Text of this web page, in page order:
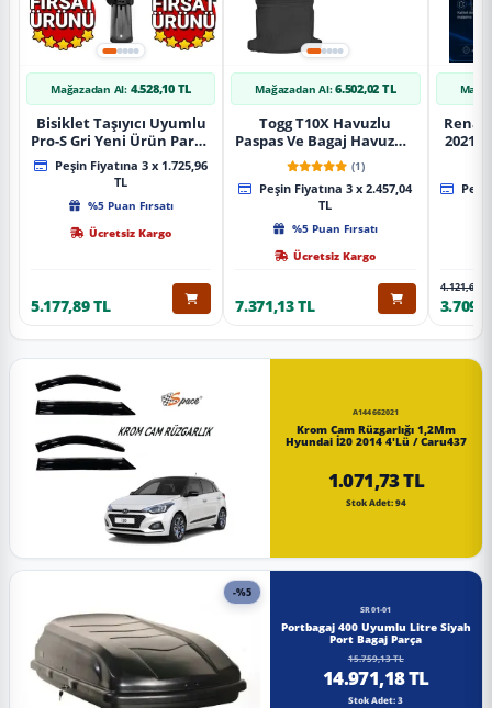
Mağazadan Al: 4.528,10 TL
Bisiklet Taşıyıcı Uyumlu
Pro-S Gri Yeni Ürün Parça
Tavan Tipi Bisiklet
Taşıyıcı
Peşin Fiyatına 3 x 1.725,96
TL
%5 Puan Fırsatı
Ücretsiz Kargo
5.177,89 TL
Mağazadan Al: 6.502,02 TL
Togg T10X Havuzlu
Paspas Ve Bagaj Havuzu +
Siyah Organizer
(1)
Peşin Fiyatına 3 x 2.457,04
TL
%5 Puan Fırsatı
Ücretsiz Kargo
7.371,13 TL
2021
4.121,65 TL
A144662021
Krom Cam Rüzgarlığı 1,2Mm
Hyundai İ20 2014 4'Lü / Caru437
1.071,73 TL
Stok Adet: 94
-%5
SR01-01
Portbagaj 400 Uyumlu Litre Siyah
Port Bagaj Parça
15.759,13 TL
14.971,18 TL
Stok Adet: 3